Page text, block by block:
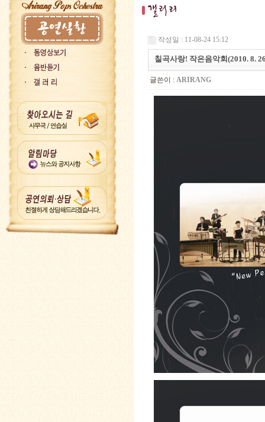
작성일 : 11-08-24 15:12
칠곡사랑! 작은음악회(2010. 8.
글쓴이 : ARIRANG